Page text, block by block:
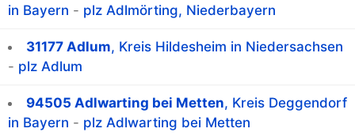
in Bayern - plz Adlmörting, Niederbayern
31177 Adlum, Kreis Hildesheim in Niedersachsen
- plz Adlum
94505 Adlwarting bei Metten, Kreis Deggendorf
in Bayern - plz Adlwarting bei Metten